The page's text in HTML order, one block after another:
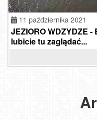
11 października 2021
JEZIORO WDZYDZE -
lubicie tu zaglądać...
Dlaczego